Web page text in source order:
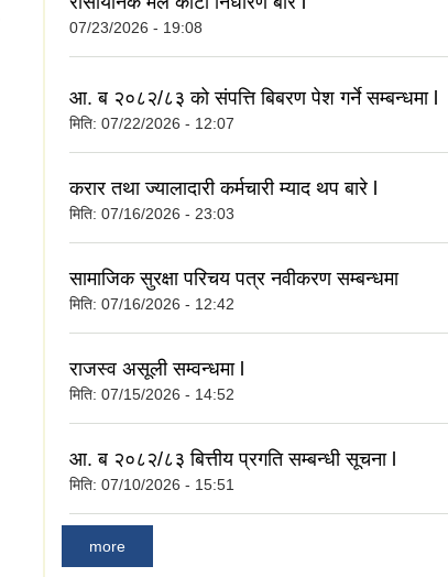
07/23/2026 - 19:08
आ. ब २०८२/८३ को संपत्ति बिबरण पेश गर्ने सम्बन्धमा l
मिति: 07/22/2026 - 12:07
करार तथा ज्यालादारी कर्मचारी म्याद थप बारे l
मिति: 07/16/2026 - 23:03
सामाजिक सुरक्षा परिचय पत्र नवीकरण सम्बन्धमा
मिति: 07/16/2026 - 12:42
राजस्व असूली सम्वन्धमा l
मिति: 07/15/2026 - 14:52
आ. ब २०८२/८३ बित्तीय प्रगति सम्बन्धी सूचना l
मिति: 07/10/2026 - 15:51
more